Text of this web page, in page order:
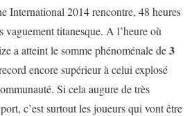
International 2014 rencontre, 48 heures
vaguement titanesque. A l’heure où
a atteint le somme phénoménale de3
encore supérieur à celui explosé
Si cela augure de très
c’est surtout les joueurs qui vont être